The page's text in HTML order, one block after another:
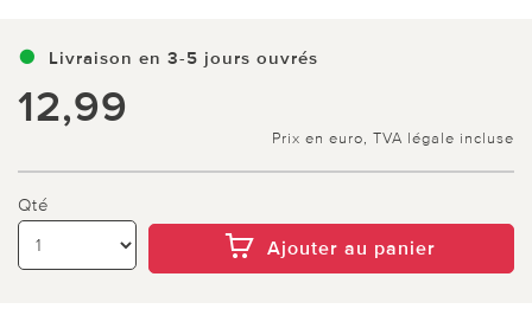
Livraison en 3-5 jours ouvrés
12,99
Prix en euro, TVA légale incluse
Qté
Ajouter au panier